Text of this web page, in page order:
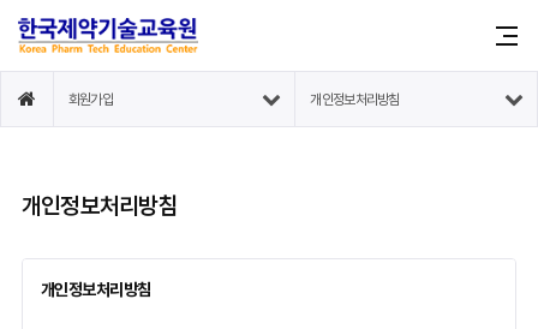
회원가입 개인정보처리방침
개인정보처리방침
개인정보처리방침